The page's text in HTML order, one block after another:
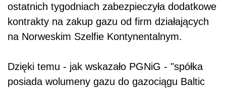
ostatnich tygodniach zabezpieczyła dodatkowe
kontrakty na zakup gazu od firm działających
na Norweskim Szelfie Kontynentalnym.
Dzięki temu - jak wskazało PGNiG - "spółka
posiada wolumeny gazu do gazociągu Baltic